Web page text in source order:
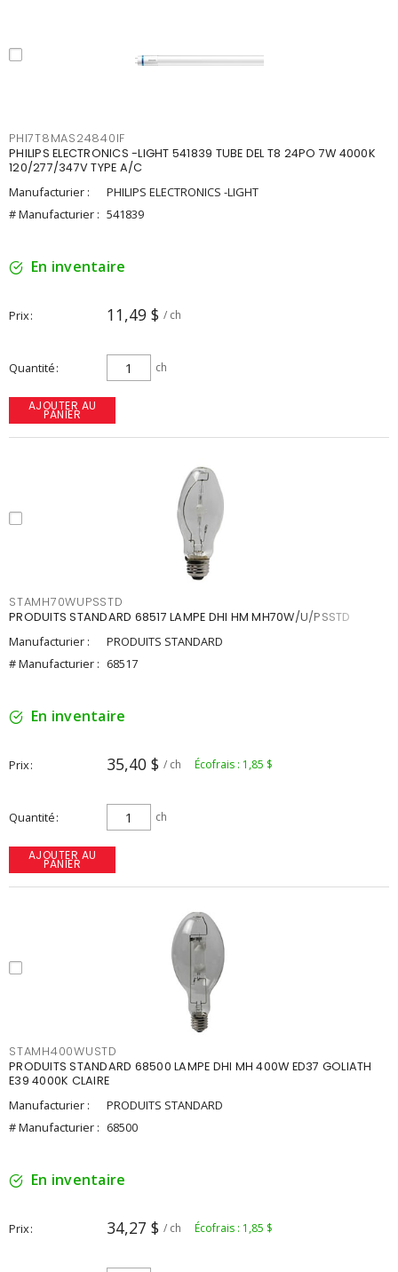
PHI7T8MAS24840IF
PHILIPS ELECTRONICS -LIGHT 541839 TUBE DEL T8 24PO 7W 4000K
120/277/347V TYPE A/C
Manufacturier :
PHILIPS ELECTRONICS -LIGHT
# Manufacturier : 541839
En inventaire
Prix 11,49 $ / ch
Quantité ch
AJOUTER AU
PANIER
STAMH70WUPSSTD
PRODUITS STANDARD 68517 LAMPE DHI HM MH70W/U/PSSTD
Manufacturier :
PRODUITS STANDARD
# Manufacturier : 68517
En inventaire
Prix 35,40 $ / ch Écofrais : 1,85 $
Quantité ch
AJOUTER AU
PANIER
STAMH400WUSTD
PRODUITS STANDARD 68500 LAMPE DHI MH 400W ED37 GOLIATH
E39 4000K CLAIRE
Manufacturier :
PRODUITS STANDARD
# Manufacturier : 68500
En inventaire
Prix 34,27 $ / ch Écofrais : 1,85 $